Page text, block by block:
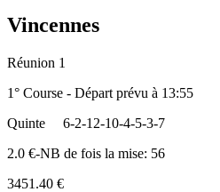
Vincennes
Réunion 1
1° Course - Départ prévu à 13:55
Quinte
6-2-12-10-4-5-3-7
2.0 €-NB de fois la mise: 56
3451.40 €